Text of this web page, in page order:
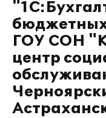
ГОУ СОН
центр